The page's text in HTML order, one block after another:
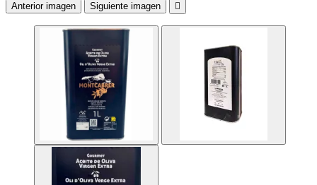
Anterior imagen Siguiente imagen 